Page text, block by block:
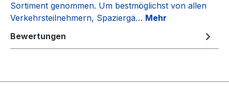
Sortiment genommen. Um bestmöglichst von allen
Verkehrsteilnehmern, Spaziergä… Mehr
Bewertungen